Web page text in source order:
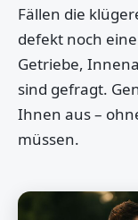
Fällen die
defekt noch
Getriebe,
sind gefragt.
Ihnen aus –
müssen.